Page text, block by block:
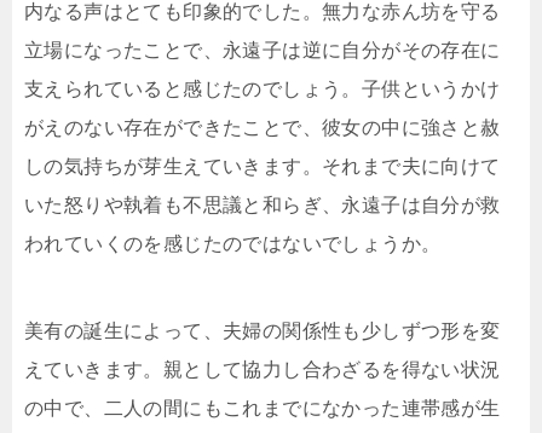
内なる声はとても印象的でした。無力な赤ん坊を守る
立場になったことで、永遠子は逆に自分がその存在に
支えられていると感じたのでしょう。子供というかけ
がえのない存在ができたことで、彼女の中に強さと赦
しの気持ちが芽生えていきます。それまで夫に向けて
いた怒りや執着も不思議と和らぎ、永遠子は自分が救
われていくのを感じたのではないでしょうか。
美有の誕生によって、夫婦の関係性も少しずつ形を変
えていきます。親として協力し合わざるを得ない状況
の中で、二人の間にもこれまでになかった連帯感が生